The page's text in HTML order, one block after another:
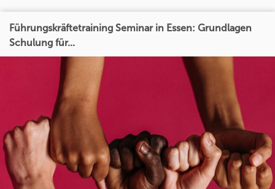
Führungskräftetraining Seminar in Essen: Grundlagen
Schulung für...